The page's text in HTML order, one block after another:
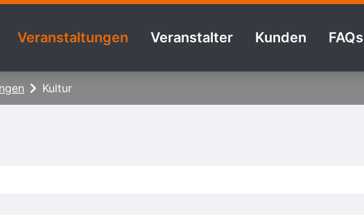
Veranstaltungen Veranstalter Kunden FAQs
Kultur